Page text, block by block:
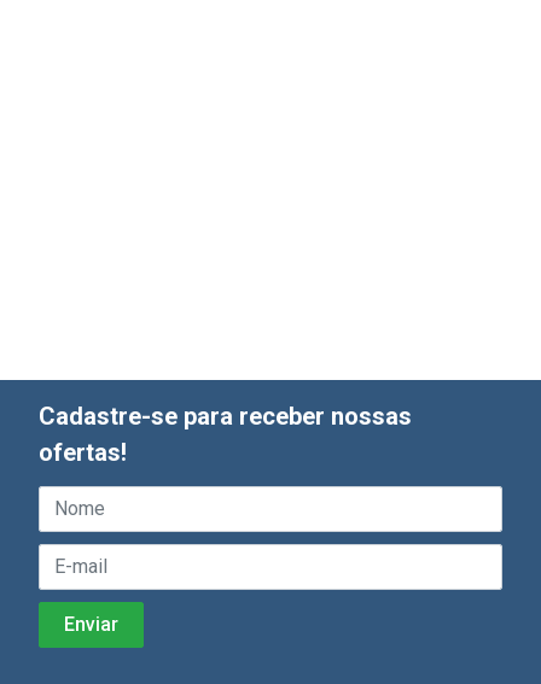
Cadastre-se para receber nossas
ofertas!